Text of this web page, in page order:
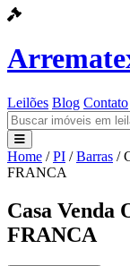
Leilões Blog Contato
Leilões
Blog
Contato
Home / PI / Barras /
FRANCA
Casa Venda
FRANCA